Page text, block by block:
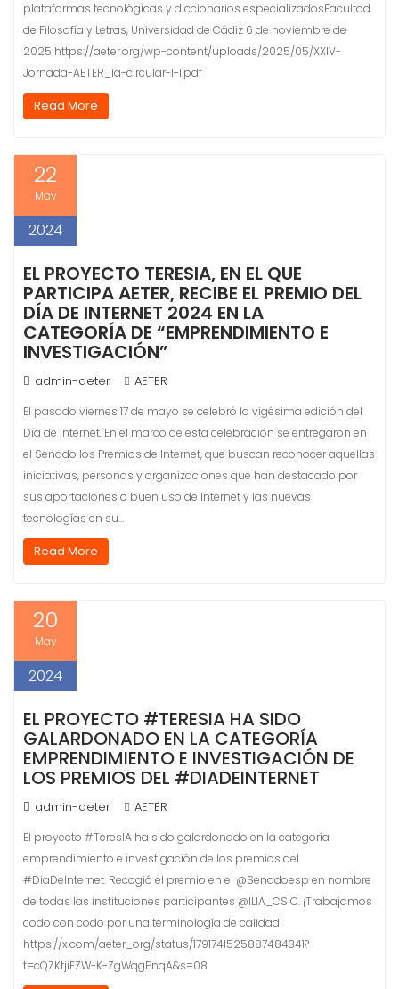
plataformas tecnológicas y diccionarios especializadosFacultad
de Filosofía y Letras, Universidad de Cádiz 6 de noviembre de
2025 https://aeter.org/wp-content/uploads/2025/05/XXIV-
Jornada-AETER_1a-circular-1-1.pdf
Read More
22
May
2024
EL PROYECTO TERESIA, EN EL QUE
PARTICIPA AETER, RECIBE EL PREMIO DEL
DÍA DE INTERNET 2024 EN LA
CATEGORÍA DE “EMPRENDIMIENTO E
INVESTIGACIÓN”
admin-aeter AETER
El pasado viernes 17 de mayo se celebró la vigésima edición del
Día de Internet. En el marco de esta celebración se entregaron en
el Senado los Premios de Internet, que buscan reconocer aquellas
iniciativas, personas y organizaciones que han destacado por
sus aportaciones o buen uso de Internet y las nuevas
tecnologías en su…
Read More
20
May
2024
EL PROYECTO #TERESIA HA SIDO
GALARDONADO EN LA CATEGORÍA
EMPRENDIMIENTO E INVESTIGACIÓN DE
LOS PREMIOS DEL #DIADEINTERNET
admin-aeter AETER
El proyecto #TeresIA ha sido galardonado en la categoría
emprendimiento e investigación de los premios del
#DiaDeInternet. Recogió el premio en el @Senadoesp en nombre
de todas las instituciones participantes @ILIA_CSIC. ¡Trabajamos
codo con codo por una terminología de calidad!
https://x.com/aeter_org/status/1791741525887484341?
t=cQZKtjiEZW-K-ZgWqgPnqA&s=08